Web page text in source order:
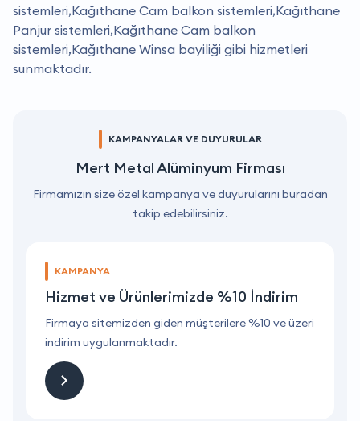
sistemleri,Kağıthane Cam balkon sistemleri,Kağıthane
Panjur sistemleri,Kağıthane Cam balkon
sistemleri,Kağıthane Winsa bayiliği gibi hizmetleri
sunmaktadır.
KAMPANYALAR VE DUYURULAR
Mert Metal Alüminyum Firması
Firmamızın size özel kampanya ve duyurularını buradan
takip edebilirsiniz.
KAMPANYA
Hizmet ve Ürünlerimizde %10 İndirim
Firmaya sitemizden giden müşterilere %10 ve üzeri
indirim uygulanmaktadır.